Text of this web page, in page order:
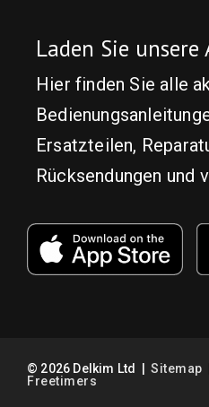
Laden Sie
Hier finden Sie alle
Ersatzteilen,
Rücksendungen und
© 2026 Delkim Ltd Sitemap
Freetimers